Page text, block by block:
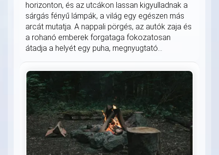
horizonton, és az utcákon lassan kigyulladnak a
sárgás fényű lámpák, a világ egy egészen más
arcát mutatja. A nappali pörgés, az autók zaja és
a rohanó emberek forgataga fokozatosan
átadja a helyét egy puha, megnyugtató...